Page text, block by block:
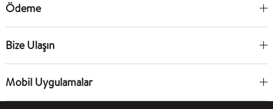
Ödeme
Bize Ulaşın
Mobil Uygulamalar